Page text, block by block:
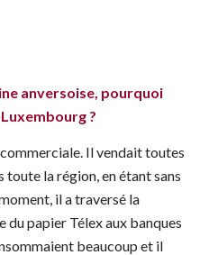
anversoise, pourquoi
?
Il vendait toutes
la région, en étant sans
il a traversé la
papier Télex aux banques
beaucoup et il